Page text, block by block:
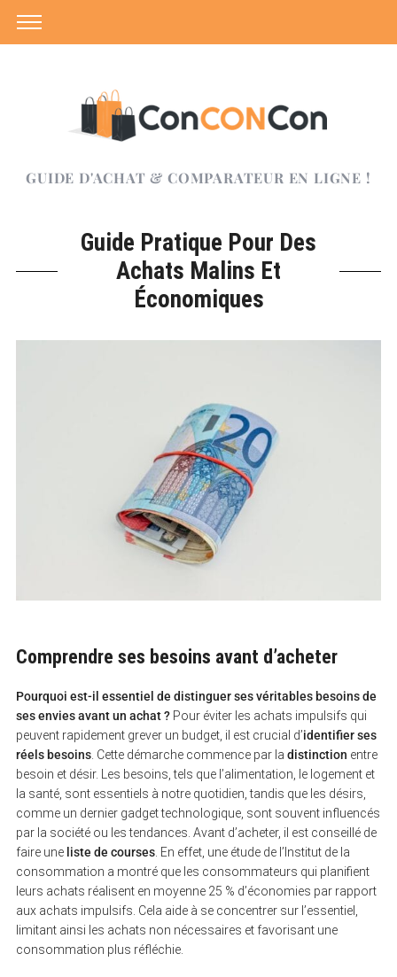
GUIDE D'ACHAT & COMPARATEUR EN LIGNE !
Guide Pratique Pour Des
Achats Malins Et
Économiques
Comprendre ses besoins avant d’acheter
Pourquoi est-il essentiel de distinguer ses véritables besoins de
ses envies avant un achat ?Pour éviter les achats impulsifs qui
peuvent rapidement grever un budget, il est crucial d’identifier ses
réels besoins. Cette démarche commence par la distinction entre
besoin et désir. Les besoins, tels que l’alimentation, le logement et
la santé, sont essentiels à notre quotidien, tandis que les désirs,
comme un dernier gadget technologique, sont souvent influencés
par la société ou les tendances. Avant d’acheter, il est conseillé de
faire une liste de courses. En effet, une étude de l’Institut de la
consommation a montré que les consommateurs qui planifient
leurs achats réalisent en moyenne 25 % d’économies par rapport
aux achats impulsifs. Cela aide à se concentrer sur l’essentiel,
limitant ainsi les achats non nécessaires et favorisant une
consommation plus réfléchie.